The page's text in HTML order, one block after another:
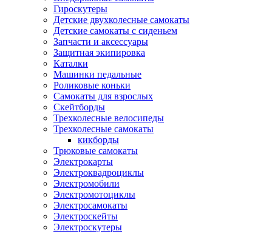
Гироскутеры
Детские двухколесные самокаты
Детские самокаты с сиденьем
Запчасти и аксессуары
Защитная экипировка
Каталки
Машинки педальные
Роликовые коньки
Самокаты для взрослых
Скейтборды
Трехколесные велосипеды
Трехколесные самокаты
кикборды
Трюковые самокаты
Электрокарты
Электроквадроциклы
Электромобили
Электромотоциклы
Электросамокаты
Электроскейты
Электроскутеры